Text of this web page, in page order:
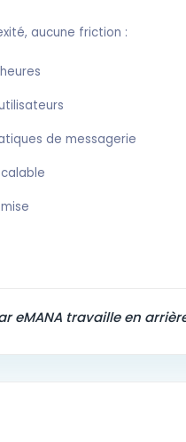
aucune friction :
de messagerie
eMANA travaille en